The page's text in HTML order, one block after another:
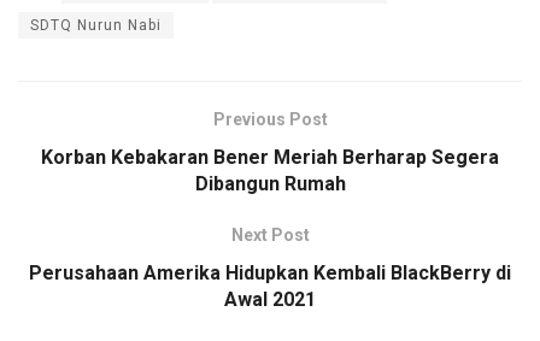
SDTQ Nurun Nabi
Previous Post
Korban Kebakaran Bener Meriah Berharap Segera
Dibangun Rumah
Next Post
Perusahaan Amerika Hidupkan Kembali BlackBerry di
Awal 2021